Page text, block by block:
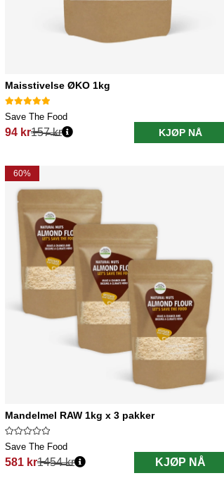
Maisstivelse ØKO 1kg
Save The Food
94 kr
Vanlig pris:
157 kr KJØP NÅ
60%
Mandelmel RAW 1kg x 3 pakker
Save The Food
581 kr
Vanlig pris:
1454 kr KJØP NÅ